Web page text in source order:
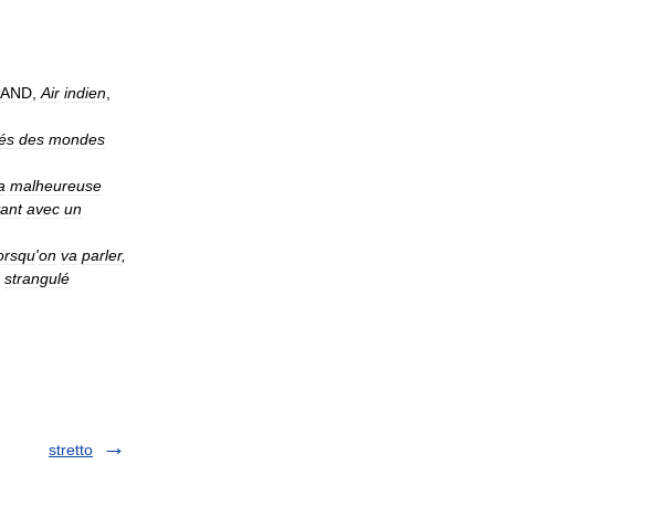
Air indien
des mondes
malheureuse
avec un
'on va parler,
strangulé
stretto